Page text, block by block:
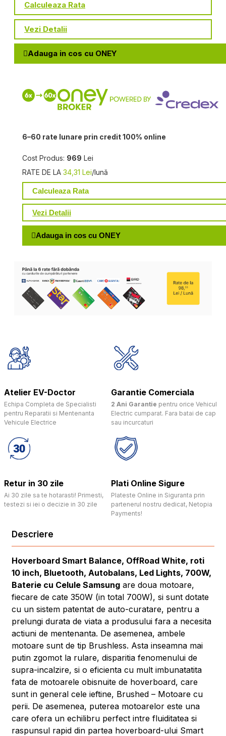
Calculeaza Rata
Vezi Detalii
Adauga in cos cu ONEY
6–60 rate lunare prin credit 100% online
Cost Produs: 969 Lei
RATE DE LA 34,31 Lei/lună
Calculeaza Rata
Vezi Detalii
Adauga in cos cu ONEY
Atelier EV-Doctor
Echipa Completa de Specialisti
pentru Reparatii si Mentenanta
Vehicule Electrice
Garantie Comerciala
2 Ani Garantie pentru orice Vehicul
Electric cumparat. Fara batai de cap
sau incurcaturi
Retur in 30 zile
Ai 30 zile sa te hotarasti! Primesti,
testezi si iei o decizie in 30 zile
Plati Online Sigure
Plateste Online in Siguranta prin
partenerul nostru dedicat, Netopia
Payments!
Descriere
Hoverboard Smart Balance, OffRoad White, roti
10 inch, Bluetooth, Autobalans, Led Lights, 700W,
Baterie cu Celule Samsung are doua motoare,
fiecare de cate 350W (in total 700W), si sunt dotate
cu un sistem patentat de auto-curatare, pentru a
prelungi durata de viata a produsului fara a necesita
actiuni de mentenanta. De asemenea, ambele
motoare sunt de tip Brushless. Asta inseamna mai
putin zgomot la rulare, disparitia fenomenului de
supra-incalzire, si o eficienta cu mult imbunatatita
fata de motoarele obisnuite de hoverboard, care
sunt in general cele ieftine, Brushed – Motoare cu
perii. De asemenea, puterea motoarelor este una
care ofera un echilibru perfect intre fluiditatea si
raspunsul rapid din partea hoverboard-ului Smart